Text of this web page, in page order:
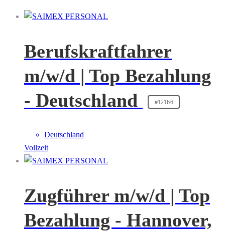
Berufskraftfahrer
m/w/d | Top Bezahlung
- Deutschland
#12166
Deutschland
Vollzeit
Zugführer m/w/d | Top
Bezahlung - Hannover,